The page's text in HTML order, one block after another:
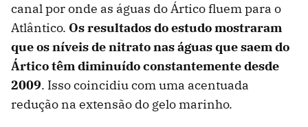
canal por onde as águas do Ártico fluem para o
Atlântico. Os resultados do estudo mostraram
que os níveis de nitrato nas águas que saem do
Ártico têm diminuído constantemente desde
2009. Isso coincidiu com uma acentuada
redução na extensão do gelo marinho.